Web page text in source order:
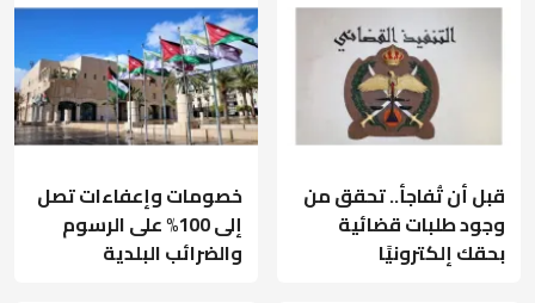
قبل أن تُفاجأ.. تحقق من
وجود طلبات قضائية
بحقك إلكترونيًا
خصومات وإعفاءات تصل
إلى 100% على الرسوم
والضرائب البلدية